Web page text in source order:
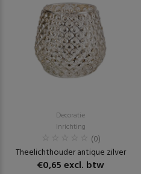
Decoratie
Inrichting
(0)
Theelichthouder antique zilver
€0,65 excl. btw